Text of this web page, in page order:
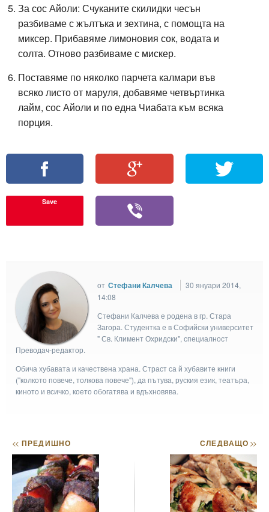
За сос Айоли: Счуканите скилидки чесън
разбиваме с жълтъка и зехтина, с помощта на
миксер. Прибавяме лимоновия сок, водата и
солта. Отново разбиваме с мискер.
Поставяме по няколко парчета калмари във
всяко листо от маруля, добавяме четвъртинка
лайм, сос Айоли и по една Чиабата към всяка
порция.
Save
от Стефани Калчева
30 януари 2014,
14:08
Стефани Калчева е родена в гр. Стара
Загора. Студентка е в Софийски университет
" Св. Климент Охридски", специалност
Преводач-редактор.
Обича хубавата и качествена храна. Страст са й хубавите книги
("колкото повече, толкова повече"), да пътува, руския език, театъра,
киното и всичко, което обогатява и вдъхновява.
<< ПРЕДИШНО СЛЕДВАЩО>>